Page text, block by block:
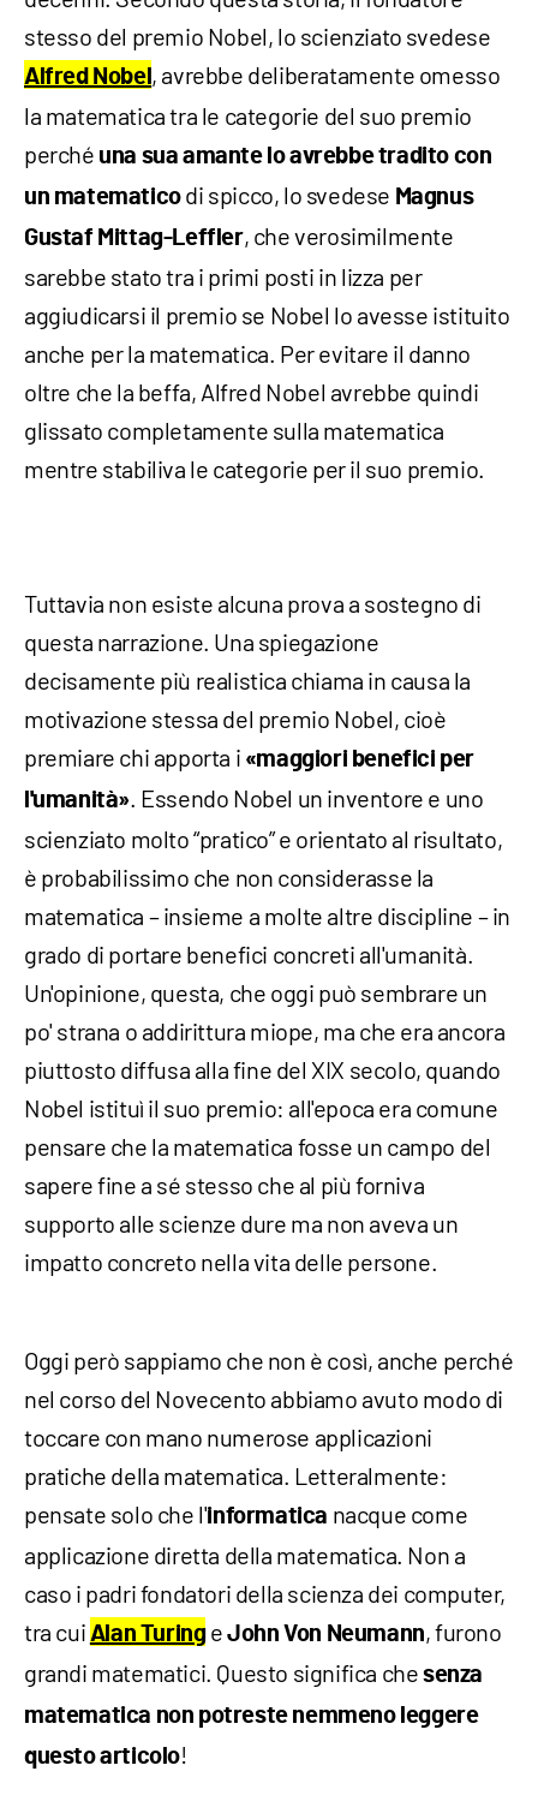
stesso del premio Nobel, lo scienziato svedese
Alfred Nobel , avrebbe deliberatamente omesso
la matematica tra le categorie del suo premio
perché una sua amante lo avrebbe tradito con
un matematicodi spicco, lo svedese Magnus
Gustaf Mittag-Leffler, che verosimilmente
sarebbe stato tra i primi posti in lizza per
aggiudicarsi il premio se Nobel lo avesse istituito
anche per la matematica. Per evitare il danno
oltre che la beffa, Alfred Nobel avrebbe quindi
glissato completamente sulla matematica
mentre stabiliva le categorie per il suo premio.
Tuttavia non esiste alcuna prova a sostegno di
questa narrazione. Una spiegazione
decisamente più realistica chiama in causa la
motivazione stessa del premio Nobel, cioè
premiare chi apporta i «maggiori benefici per
l'umanità». Essendo Nobel un inventore e uno
scienziato molto “pratico” e orientato al risultato,
è probabilissimo che non considerasse la
matematica – insieme a molte altre discipline – in
grado di portare benefici concreti all'umanità.
Un'opinione, questa, che oggi può sembrare un
po' strana o addirittura miope, ma che era ancora
piuttosto diffusa alla fine del XIX secolo, quando
Nobel istituì il suo premio: all'epoca era comune
pensare che la matematica fosse un campo del
sapere fine a sé stesso che al più forniva
supporto alle scienze dure ma non aveva un
impatto concreto nella vita delle persone.
Oggi però sappiamo che non è così, anche perché
nel corso del Novecento abbiamo avuto modo di
toccare con mano numerose applicazioni
pratiche della matematica. Letteralmente:
pensate solo che l'informatica nacque come
applicazione diretta della matematica. Non a
caso i padri fondatori della scienza dei computer,
tra cui Alan TuringeJohn Von Neumann, furono
grandi matematici. Questo significa chesenza
matematica non potreste nemmeno leggere
questo articolo!